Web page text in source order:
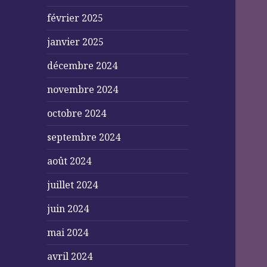
février 2025
janvier 2025
décembre 2024
novembre 2024
octobre 2024
septembre 2024
août 2024
juillet 2024
juin 2024
mai 2024
avril 2024